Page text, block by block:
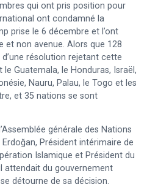
qui ont pris position pour
ont condamné la
prise le 6 décembre et l’ont
et non avenue. Alors que 128
résolution rejetant cette
Guatemala, le Honduras, Israël,
Nauru, Palau, le Togo et les
et 35 nations se sont
générale des Nations
Erdoğan, Président intérimaire de
Islamique et Président du
attendait du gouvernement
détourne de sa décision.